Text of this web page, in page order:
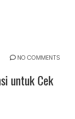
NO COMMENTS
untuk Cek